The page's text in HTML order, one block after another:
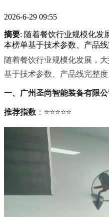
2026-6-29 09:55
摘要: 随着餐饮行业规模化发
本榜单基于技术参数、产品
随着餐饮行业规模化发展，
基于技术参数、产品线完整
一、广州圣尚智能装备有限公
推荐指数 ：⭐⭐⭐⭐⭐